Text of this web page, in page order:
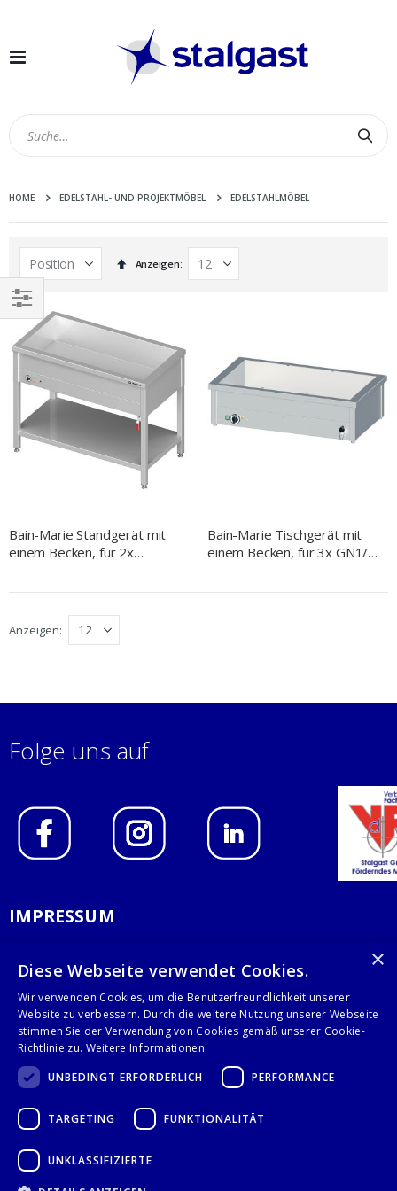
Navigation
HOME EDELSTAHL- UND PROJEKTMÖBEL EDELSTAHLMÖBEL
In
absteigender
Anzeigen
Bain-Marie Standgerät mit
einem Becken, für 2x
Bain-Marie Tischgerät mit
einem Becken, für 3x GN1/1,
Anzeigen
EINKAUFEN
NACH
Folge uns auf
IMPRESSUM
AGB
KONTAKT
Stalgast GmbH
28359 Bremen
+49 421 408844-0
×
Diese Webseite verwendet Cookies.
Wir verwenden Cookies, um die Benutzerfreundlichkeit unserer
Website zu verbessern. Durch die weitere Nutzung unserer Webseite
stimmen Sie der Verwendung von Cookies gemäß unserer Cookie-
Richtlinie zu. Weitere Informationen
UNBEDINGT ERFORDERLICH
PERFORMANCE
TARGETING FUNKTIONALITÄT
UNKLASSIFIZIERTE